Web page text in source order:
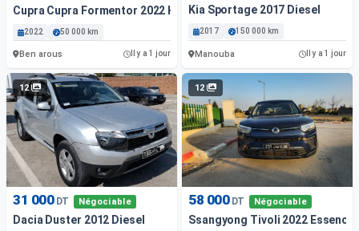
Cupra Cupra Formentor 2022 Hybride
2022 50 000 km
Ben arous Il y a 1 jour
Kia Sportage 2017 Diesel
2017 150 000 km
Manouba Il y a 1 jour
12
31 000 DT Négociable
Dacia Duster 2012 Diesel
12
58 000 DT Négociable
Ssangyong Tivoli 2022 Essence